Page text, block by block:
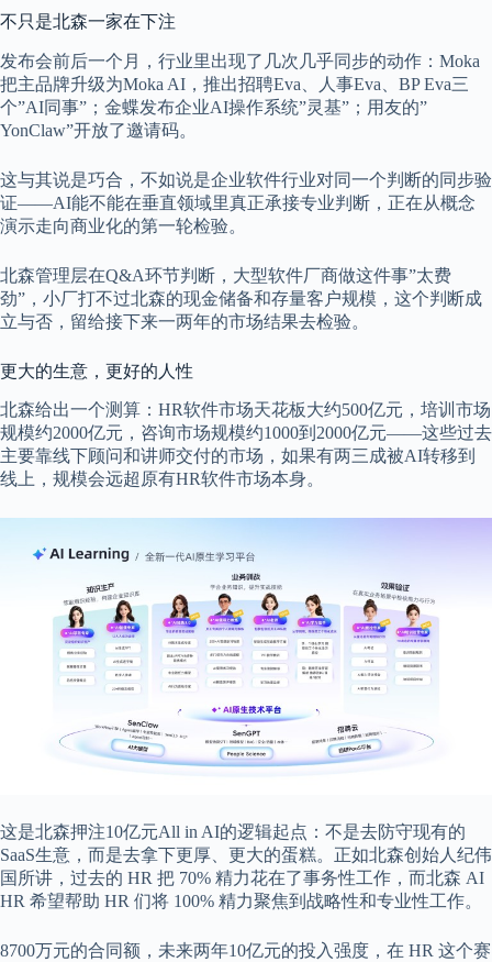
不只是北森一家在下注
发布会前后一个月，行业里出现了几次几乎同步的动作：Moka
把主品牌升级为Moka AI，推出招聘Eva、人事Eva、BP Eva三
个”AI同事”；金蝶发布企业AI操作系统”灵基”；用友的”
YonClaw”开放了邀请码。
这与其说是巧合，不如说是企业软件行业对同一个判断的同步验
证——AI能不能在垂直领域里真正承接专业判断，正在从概念
演示走向商业化的第一轮检验。
北森管理层在Q&A环节判断，大型软件厂商做这件事”太费
劲”，小厂打不过北森的现金储备和存量客户规模，这个判断成
立与否，留给接下来一两年的市场结果去检验。
更大的生意，更好的人性
北森给出一个测算：HR软件市场天花板大约500亿元，培训市场
规模约2000亿元，咨询市场规模约1000到2000亿元——这些过去
主要靠线下顾问和讲师交付的市场，如果有两三成被AI转移到
线上，规模会远超原有HR软件市场本身。
这是北森押注10亿元All in AI的逻辑起点：不是去防守现有的
SaaS生意，而是去拿下更厚、更大的蛋糕。正如北森创始人纪伟
国所讲，过去的 HR 把 70% 精力花在了事务性工作，而北森 AI
HR 希望帮助 HR 们将 100% 精力聚焦到战略性和专业性工作。
8700万元的合同额，未来两年10亿元的投入强度，在 HR 这个赛